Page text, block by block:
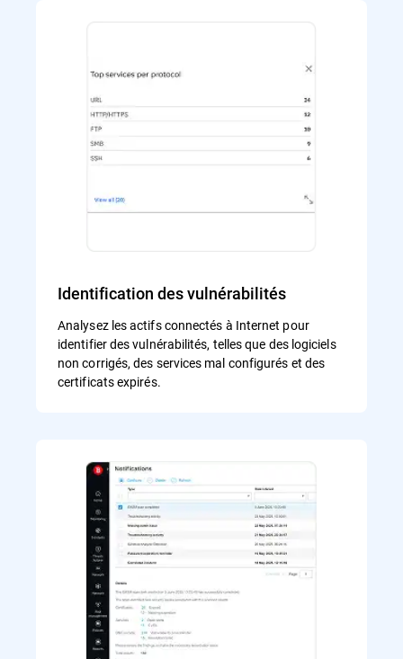
Identification des vulnérabilités
Analysez les actifs connectés à Internet pour
identifier des vulnérabilités, telles que des logiciels
non corrigés, des services mal configurés et des
certificats expirés.